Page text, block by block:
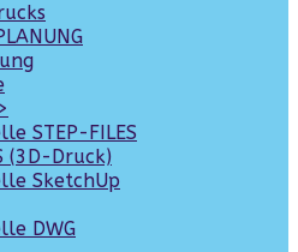
STEP-FILES
(3D-Druck)
SketchUp
DWG